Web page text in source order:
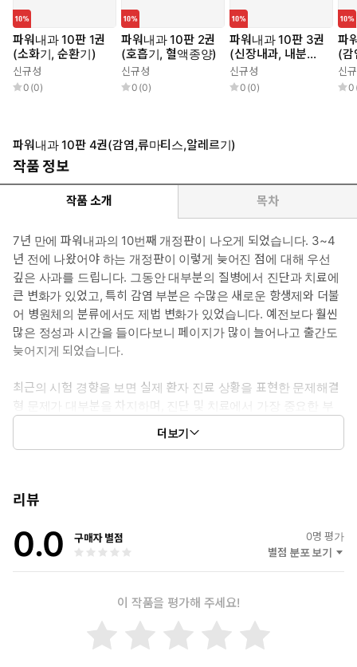
파워내과 10판 1권
(소화기, 순환기)
신규성
0 (0)
파워내과 10판 2권
(호흡기, 혈액종양)
신규성
0 (0)
파워내과 10판 3권
(신장내과, 내분비
내과)
신규성
0 (0)
파
(감
레
신
0
파워내과 10판 4권(감염,류마티스,알레르기)
작품 정보
작품 소개 목차
7년 만에 파워내과의 10번째 개정판이 나오게 되었습니다. 3~4
년 전에 나왔어야 하는 개정판이 이렇게 늦어진 점에 대해 우선
깊은 사과를 드립니다. 그동안 대부분의 질병에서 진단과 치료에
큰 변화가 있었고, 특히 감염 부분은 수많은 새로운 항생제와 더불
어 병원체의 분류에서도 제법 변화가 있었습니다. 예전보다 훨씬
많은 정성과 시간을 들이다보니 페이지가 많이 늘어나고 출간도
늦어지게 되었습니다.
최근의 시험 경향을 보면 실제 환자 진료 상황을 표현한 문제해결
형 문제가 대부분을 차지하며, 진단 및 치료에서 가장 중요한 부
분을 답으로 요구하는 경우가 많습니다. 이는 공부할 때도 각 질
병에 대한 단편적 암기보다는 관련된 여러 질병과 진단기법, 치료
반대로 많은 문제풀이를 통해 질병에 대한 이해를 높일 수도 있지
는 물론 환자를 진료할 때도 도움이 됩니다. 파워내과는 그러한 체
계적 정리에 도움을 주기위해 만들어져 왔고, 점점 첨단화되면서
방대해진 내용들을 쉽게 찾아보며 공부할 수 있도록 정리했습니
부는 거의 메타분석 수준의 노력도 늘여가며 우리나라 실정에 맞
는 가장 업데이트된 지식을 실었습니다. 최근에는 NGS, 표적치료
제의 확대 보급, CAR-T세포 치료 등 진단과 치료에서 획기적인 발
더보기
리뷰
0.0 구매자 별점 0명 평가
별점 분포 보기
이 작품을 평가해 주세요!